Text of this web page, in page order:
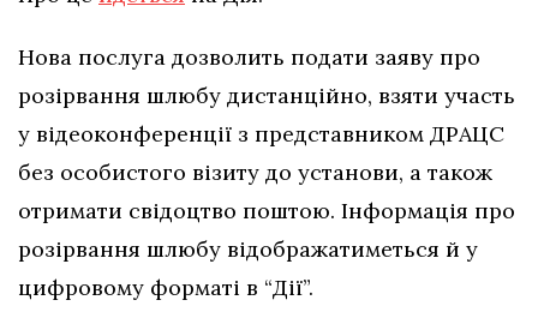
Нова послуга дозволить подати заяву про
розірвання шлюбу дистанційно, взяти участь
у відеоконференції з представником ДРАЦС
без особистого візиту до установи, а також
отримати свідоцтво поштою. Інформація про
розірвання шлюбу відображатиметься й у
цифровому форматі в “Дії”.